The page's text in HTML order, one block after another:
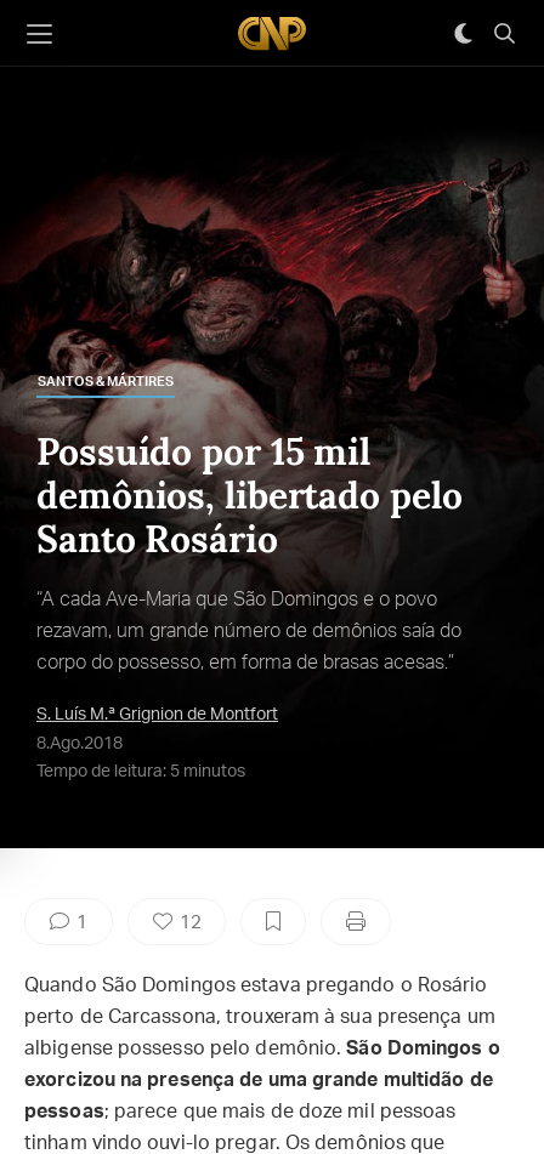
SANTOS & MÁRTIRES
Possuído por 15 mil
demônios, libertado pelo
Santo Rosário
“A cada Ave-Maria que São Domingos e o povo
rezavam, um grande número de demônios saía do
corpo do possesso, em forma de brasas acesas.”
S. Luís M.ª Grignion de Montfort
8.Ago.2018
Tempo de leitura: 5 minutos
1 12
Quando São Domingos estava pregando o Rosário
perto de Carcassona, trouxeram à sua presença um
albigense possesso pelo demônio.São Domingos o
exorcizou na presença de uma grande multidão de
pessoas; parece que mais de doze mil pessoas
tinham vindo ouvi-lo pregar. Os demônios que